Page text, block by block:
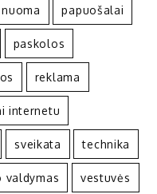
nuoma papuošalai
paskolos
reklama
internetu
sveikata technika
valdymas vestuvės